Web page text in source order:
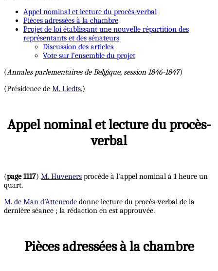
Appel nominal et lecture du procès-verbal
Pièces adressées à la chambre
Projet de loi établissant une nouvelle répartition des
représentants et des sénateurs
Discussion des articles
Vote sur l’ensemble du projet
(Annales parlementaires de Belgique, session 1846-1847)
(Présidence de M. Liedts.)
Appel nominal et lecture du procès-
verbal
(page 1117) M. Huveners procède à l'appel nominal à 1 heure un
quart.
M. de Man d’Attenrode donne lecture du procès-verbal de la
dernière séance ; la rédaction en est approuvée.
Pièces adressées à la chambre